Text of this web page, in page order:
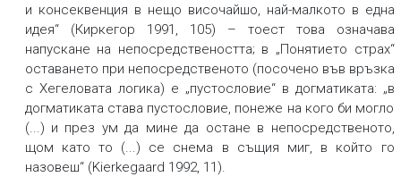
и консеквенция в нещо височайшо, най-малкото в една
идея“ (Киркегор 1991, 105) – тоест това означава
напускане на непосредствеността; в „Понятието страх“
оставането при непосредственото (посочено във връзка
с Хегеловата логика) е „пустословие“ в догматиката: „в
догматиката става пустословие, понеже на кого би могло
(...) и през ум да мине да остане в непосредственото,
щом като то (...) се снема в същия миг, в който го
назовеш“ (Kierkegaard 1992, 11).